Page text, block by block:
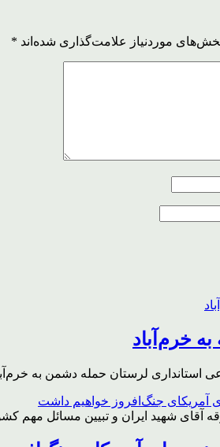
موردنیاز علامت‌گذاری شده‌اند *
خرم‌آباد
استانداری لرستان حمله دشمن به
آقای شهید ایران و تبیین مسائل مهم